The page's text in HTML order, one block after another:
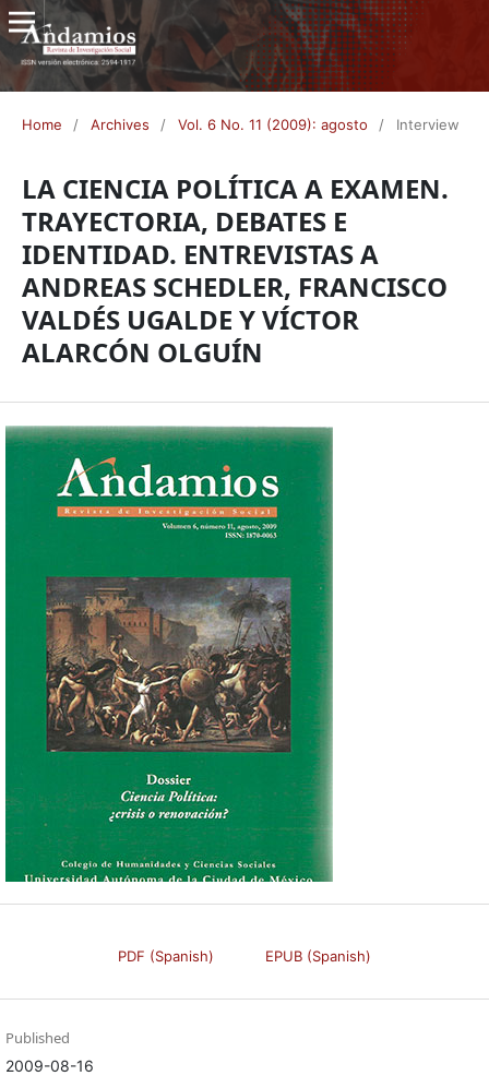
Home / Archives / Vol. 6 No. 11 (2009): agosto / Interview
LA CIENCIA POLÍTICA A EXAMEN.
TRAYECTORIA, DEBATES E
IDENTIDAD. ENTREVISTAS A
ANDREAS SCHEDLER, FRANCISCO
VALDÉS UGALDE Y VÍCTOR
ALARCÓN OLGUÍN
PDF (Spanish) EPUB (Spanish)
Published
2009-08-16